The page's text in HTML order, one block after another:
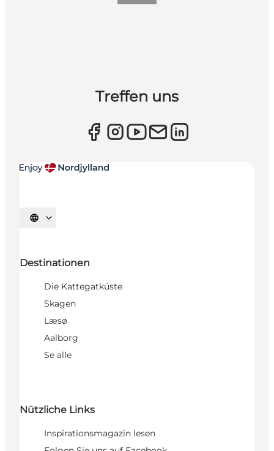
Treffen uns
Sprache auswählen
Destinationen
Die Kattegatküste
Skagen
Læsø
Aalborg
Se alle
Nützliche Links
Inspirationsmagazin lesen